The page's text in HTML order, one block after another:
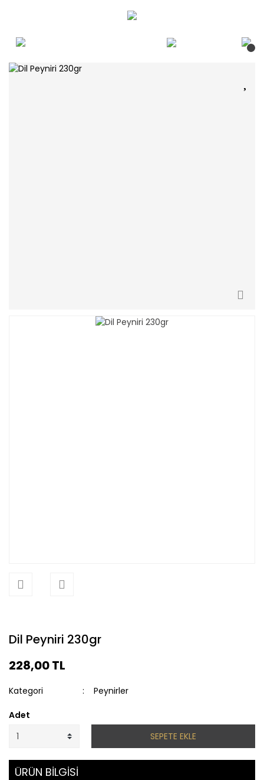
Dil Peyniri 230gr
228,00 TL
Kategori Peynirler
Adet
SEPETE EKLE
ÜRÜN BİLGİSİ